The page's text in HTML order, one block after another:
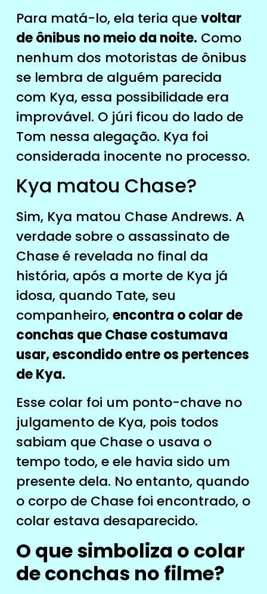
Para matá-lo, ela teria quevoltar
de ônibus no meio da noite. Como
nenhum dos motoristas de ônibus
se lembra de alguém parecida
com Kya, essa possibilidade era
improvável. O júri ficou do lado de
Tom nessa alegação. Kya foi
considerada inocente no processo.
Kya matou Chase?
Sim, Kya matou Chase Andrews. A
verdade sobre o assassinato de
Chase é revelada no final da
história, após a morte de Kya já
idosa, quando Tate, seu
companheiro,encontra o colar de
conchas que Chase costumava
usar, escondido entre os pertences
de Kya.
Esse colar foi um ponto-chave no
julgamento de Kya, pois todos
sabiam que Chase o usava o
tempo todo, e ele havia sido um
presente dela. No entanto, quando
o corpo de Chase foi encontrado, o
colar estava desaparecido.
O que simboliza o colar
de conchas no filme?